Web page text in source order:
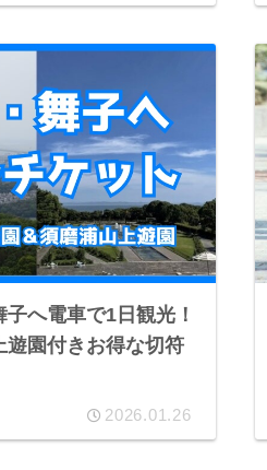
へ電車で1日観光！
遊園付きお得な切符
2026.01.26